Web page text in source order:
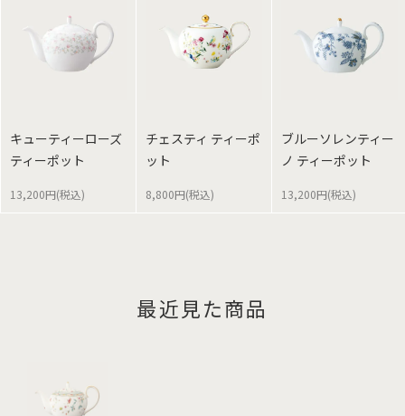
キューティーローズ
ティーポット
13,200円(税込)
チェスティ ティーポ
ット
8,800円(税込)
ブルーソレンティー
ノ ティーポット
13,200円(税込)
最近見た商品